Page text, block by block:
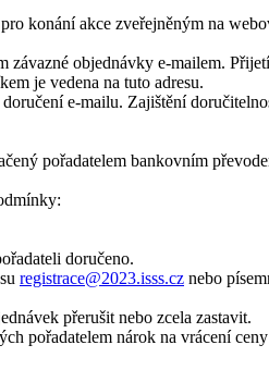
konání akce zveřejněným na
závazné objednávky e-mailem.
je vedena na tuto adresu.
e-mailu. Zajištění
pořadatelem bankovním
doručeno.
registrace@2023.isss.cz nebo
přerušit nebo zcela zastavit.
pořadatelem nárok na vrácení